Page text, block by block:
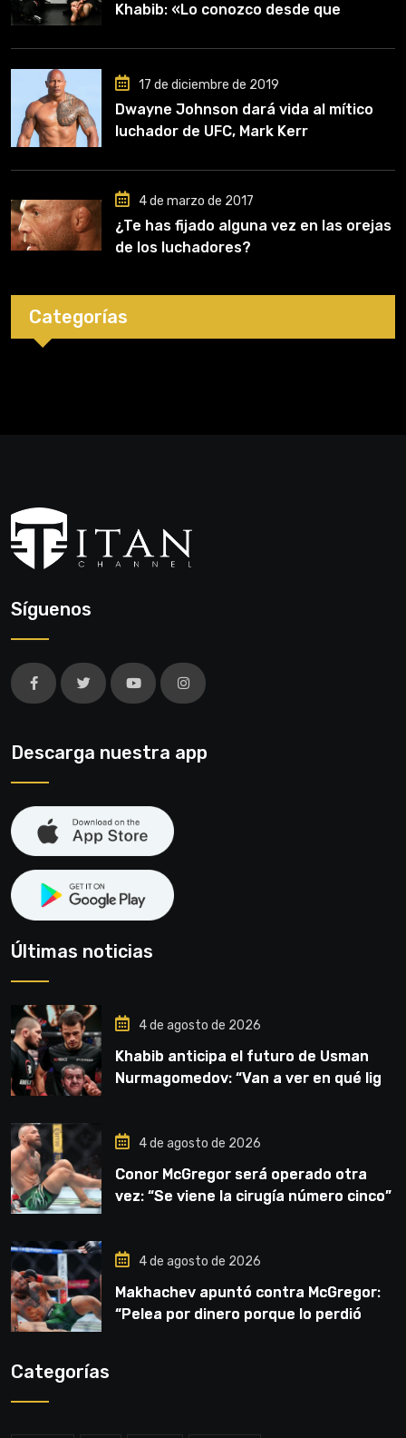
Khabib: «Lo conozco desde que
clave en mi carrera»
17 de diciembre de 2019
Dwayne Johnson dará vida al mítico
luchador de UFC, Mark Kerr
4 de marzo de 2017
¿Te has fijado alguna vez en las orejas
de los luchadores?
Categorías
Síguenos
Descarga nuestra app
Últimas noticias
4 de agosto de 2026
Khabib anticipa el futuro de Usman
Nurmagomedov: “Van a ver en qué liga
4 de agosto de 2026
Conor McGregor será operado otra
vez: “Se viene la cirugía número cinco”
4 de agosto de 2026
Makhachev apuntó contra McGregor:
“Pelea por dinero porque lo perdió
Categorías